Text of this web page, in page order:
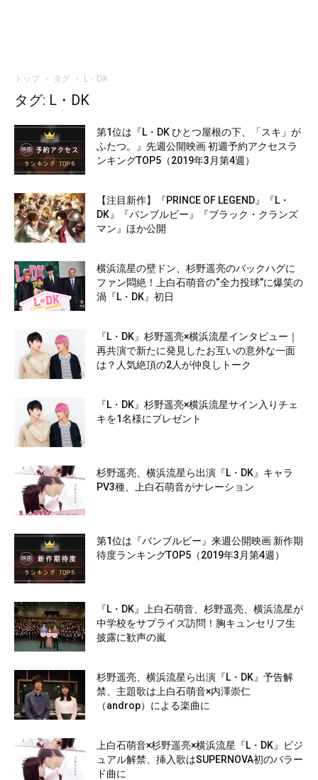
トップ タグ L・DK
タグ: L・DK
第1位は『L・DK ひとつ屋根の下、「スキ」が
ふたつ。』先週公開映画 初週予約アクセスラ
ンキングTOP5（2019年3月第4週）
【注目新作】『PRINCE OF LEGEND』『L・
DK』『バンブルビー』『ブラック・クランズ
マン』ほか公開
横浜流星の壁ドン、杉野遥亮のバックハグに
ファン悶絶！上白石萌音の“全力投球”に爆笑の
渦『L・DK』初日
『L・DK』杉野遥亮×横浜流星インタビュー｜
再共演で新たに発見したお互いの意外な一面
は？人気絶頂の2人が仲良しトーク
『L・DK』杉野遥亮×横浜流星サイン入りチェ
キを1名様にプレゼント
杉野遥亮、横浜流星ら出演『L・DK』キャラ
PV3種、上白石萌音がナレーション
第1位は『バンブルビー』来週公開映画 新作期
待度ランキングTOP5（2019年3月第4週）
『L・DK』上白石萌音、杉野遥亮、横浜流星が
中学校をサプライズ訪問！胸キュンセリフ生
披露に歓声の嵐
杉野遥亮、横浜流星ら出演『L・DK』予告解
禁、主題歌は上白石萌音×内澤崇仁
（androp）による楽曲に
上白石萌音×杉野遥亮×横浜流星『L・DK』ビジ
ュアル解禁、挿入歌はSUPERNOVA初のバラー
ド曲に